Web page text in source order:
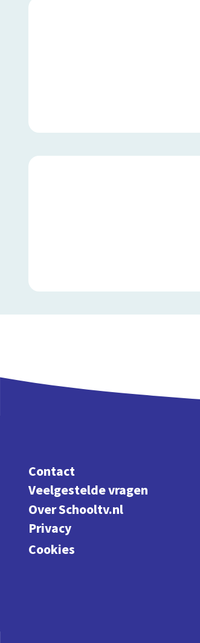
Contact
Veelgestelde vragen
Over Schooltv.nl
Privacy
Cookies